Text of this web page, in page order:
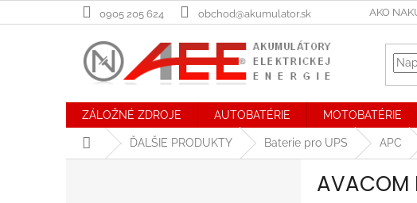
na
0905 205 624 obchod@akumulator.sk AKO
ZÁLOŽNÉ ZDROJE AUTOBATÉRIE MOTOBATÉRIE
DomovĎALŠIE PRODUKTY Baterie pro UPS APC